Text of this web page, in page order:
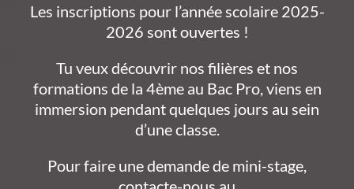
Les inscriptions pour l’année scolaire 2025-
2026 sont ouvertes !
Tu veux découvrir nos filières et nos
formations de la 4ème au Bac Pro, viens en
immersion pendant quelques jours au sein
d’une classe.
Pour faire une demande de mini-stage,